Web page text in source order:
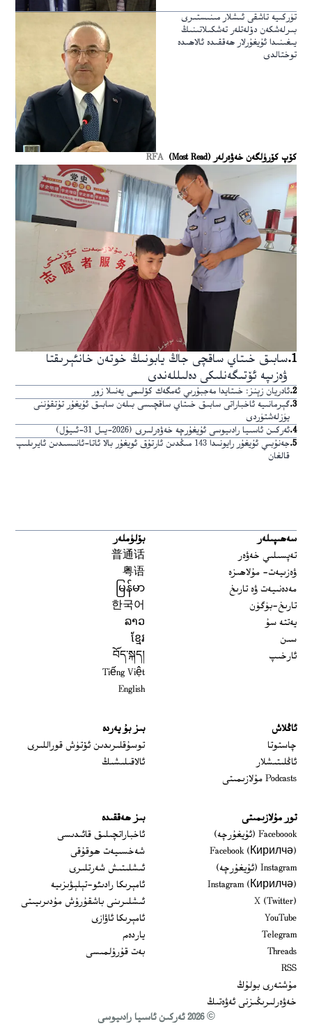
تۈركىيە تاشقى ئىشلار مىنىستىرى
بىرلەشكەن دۆلەتلەر تەشكىلاتىنىڭ
يىغىنىدا ئۇيغۇرلار ھەققىدە ئالاھىدە
توختالدى
كۆپ كۆرۈلگەن خەۋەرلەر (Most Read) RFA
1
.سابىق خىتاي ساقچى جاڭ يابونىڭ خوتەن خانئېرىقتا
ۋەزىپە ئۆتىگەنلىكى دەلىللەندى
2
.ئادريان زېنز: خىتايدا مەجبۇرىي ئەمگەك كۆلىمى يەنىلا زور
3
.گېرمانىيە ئاخباراتى سابىق خىتاي ساقچىسى بىلەن سابىق ئۇيغۇر تۇتقۇننى
يۈزلەشتۈردى
4
.ئەركىن ئاسىيا رادىيوسى ئۇيغۇرچە خەۋەرلىرى (2026-يىل 31-ئىيۇل)
5
.
جەنۇبىي ئۇيغۇر رايونىدا 143 مىڭدىن ئارتۇق ئويغۇر بالا ئاتا-ئانىسىدىن ئايرىلىپ
قالغان
سەھىپىلەر
تەپسىلىي خەۋەر
ۋەزىيەت- مۇلاھىزە
مەدەنىيەت ۋە تارىخ
تارىخ-بۈگۈن
يەتتە سۇ
سىن
ئارخىپ
بۆلۈملەر
普通话
粤语
မြန်မာ
한국어
ລາວ
ខ្មែរ
བོད་སྐད།
Tiếng Việt
English
ئاڭلاش
چاستوتا
ئاڭلىتىشلار
Podcasts مۇلازىمىتى
بىز بۇ يەردە
توسۇقلىرىدىن ئۆتۈش قوراللىرى
ئالاقىلىشىڭ
تور مۇلازىمىتى
Faceboook (ئۇيغۇرچە)
Opens in new window
Facebook (Кирилчә)
Opens in new window
Instagram (ئۇيغۇرچە)
Opens in new window
Instagram (Кирилчә)
Opens in new window
X (Twitter)
YouTube
Telegram
Threads
RSS
مۇشتەرى بولۇڭ
خەۋەرلىرىڭىزنى ئەۋەتىڭ
بىز ھەققىدە
ئاخباراتچىلىق قائىدىسى
شەخسىيەت ھوقۇقى
ئىشلىتىش شەرتلىرى
ئامېرىكا رادىئو-تېلېۋىزىيە
ئىشلىرىنى باشقۇرۇش مۇدىرىيىتى
ئامېرىكا ئاۋازى
ياردەم
بەت قۇرۇلمىسى
© 2026 ئەركىن ئاسىيا رادىيوسى